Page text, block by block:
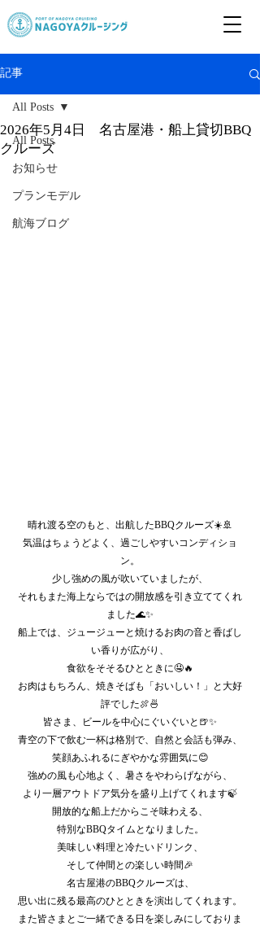
記事
All Posts
お知らせ
プランモデル
航海ブログ
All Posts
2026年5月4日 名古屋港・船上貸切BBQ
クルーズ
晴れ渡る空のもと、出航したBBQクルーズ☀️🚢
気温はちょうどよく、過ごしやすいコンディショ
ン。
少し強めの風が吹いていましたが、
それもまた海上ならではの開放感を引き立ててくれ
ました🌊✨
船上では、ジュージューと焼けるお肉の音と香ばし
い香りが広がり、
食欲をそそるひとときに🤤🔥
お肉はもちろん、焼きそばも「おいしい！」と大好
評でした🍖🍜
皆さま、ビールを中心にぐいぐいと🍺✨
青空の下で飲む一杯は格別で、自然と会話も弾み、
笑顔あふれるにぎやかな雰囲気に😊
強めの風も心地よく、暑さをやわらげながら、
より一層アウトドア気分を盛り上げてくれます🍃
開放的な船上だからこそ味わえる、
特別なBBQタイムとなりました。
美味しい料理と冷たいドリンク、
そして仲間との楽しい時間🎉
名古屋港のBBQクルーズは、
思い出に残る最高のひとときを演出してくれます。
また皆さまとご一緒できる日を楽しみにしておりま